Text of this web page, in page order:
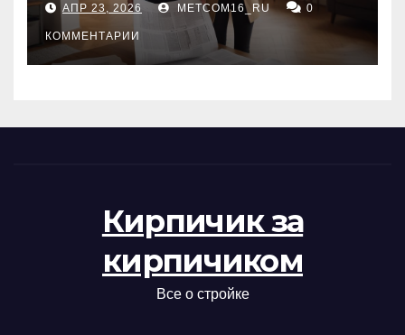
проверка документов
АПР 23, 2026 METCOM16_RU 0
КОММЕНТАРИИ
Кирпичик за
кирпичиком
Все о стройке